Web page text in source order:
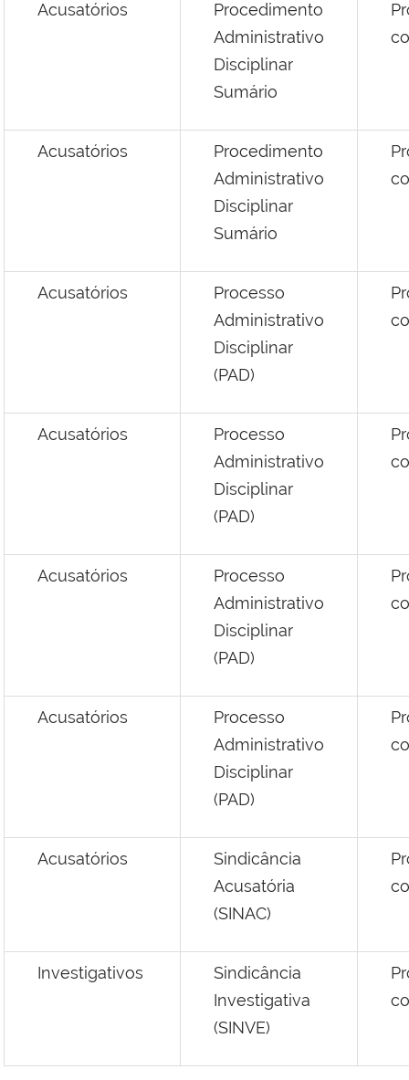
Acusatórios
Procedimento
Administrativo
Disciplinar
Sumário
Acusatórios
Procedimento
Administrativo
Disciplinar
Sumário
Acusatórios
Processo
Administrativo
Disciplinar
(PAD)
Acusatórios
Processo
Administrativo
Disciplinar
(PAD)
Acusatórios
Processo
Administrativo
Disciplinar
(PAD)
Acusatórios
Processo
Administrativo
Disciplinar
(PAD)
Acusatórios
Sindicância
Acusatória
(SINAC)
Investigativos
Sindicância
Investigativa
(SINVE)